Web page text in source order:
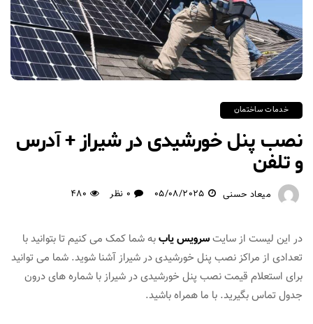
خدمات ساختمان
نصب پنل خورشیدی در شیراز + آدرس
و تلفن
میعاد حسنی 05/08/2025 0 نظر 480
در این لیست از سایتسرویس یاببه شما کمک می کنیم تا بتوانید با
تعدادی از مراکز نصب پنل خورشیدی در شیراز آشنا شوید. شما می توانید
برای استعلام قیمت نصب پنل خورشیدی در شیراز با شماره های درون
جدول تماس بگیرید. با ما همراه باشید.